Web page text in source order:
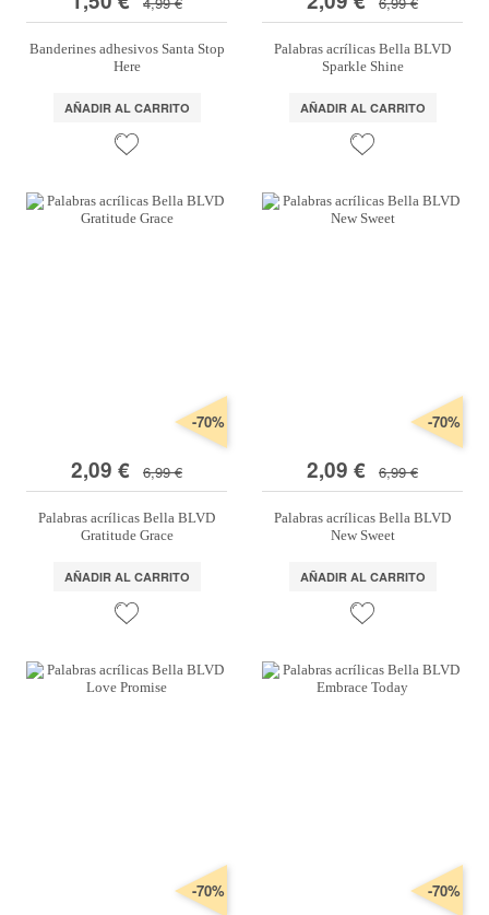
Banderines adhesivos Santa Stop
Here
AÑADIR AL CARRITO
Palabras acrílicas Bella BLVD
Sparkle Shine
AÑADIR AL CARRITO
2,09 € 6,99 €
-70%
Palabras acrílicas Bella BLVD
Gratitude Grace
AÑADIR AL CARRITO
2,09 € 6,99 €
-70%
Palabras acrílicas Bella BLVD
New Sweet
AÑADIR AL CARRITO
-70% -70%